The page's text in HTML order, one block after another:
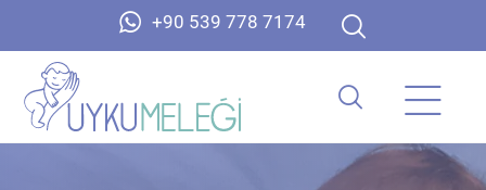
+90 539 778 7174